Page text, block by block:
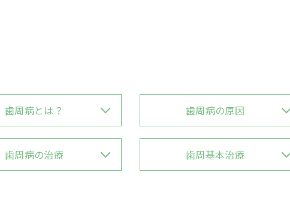
歯周病とは？ 歯周病の原因
歯周病の治療 歯周基本治療